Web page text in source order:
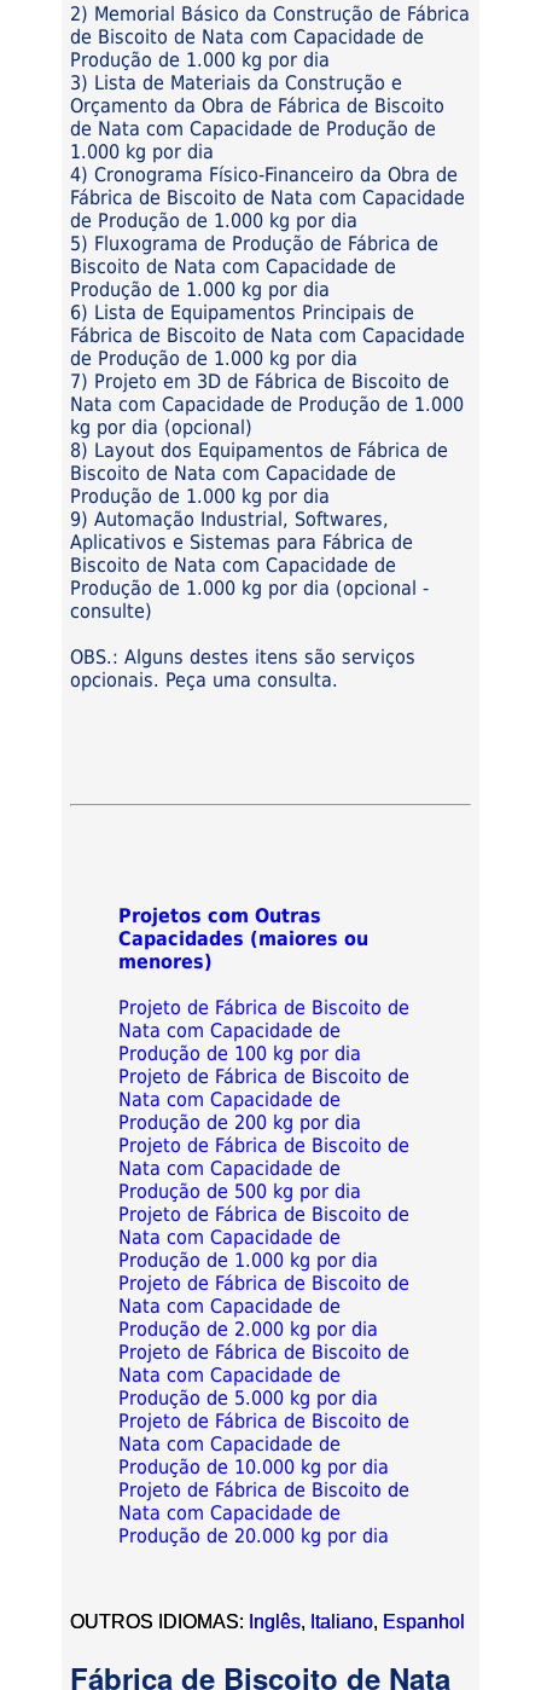
2) Memorial Básico da Construção de Fábrica
de Biscoito de Nata com Capacidade de
Produção de 1.000 kg por dia
3) Lista de Materiais da Construção e
Orçamento da Obra de Fábrica de Biscoito
de Nata com Capacidade de Produção de
1.000 kg por dia
4) Cronograma Físico-Financeiro da Obra de
Fábrica de Biscoito de Nata com Capacidade
de Produção de 1.000 kg por dia
5) Fluxograma de Produção de Fábrica de
Biscoito de Nata com Capacidade de
Produção de 1.000 kg por dia
6) Lista de Equipamentos Principais de
Fábrica de Biscoito de Nata com Capacidade
de Produção de 1.000 kg por dia
7) Projeto em 3D de Fábrica de Biscoito de
Nata com Capacidade de Produção de 1.000
kg por dia (opcional)
8) Layout dos Equipamentos de Fábrica de
Biscoito de Nata com Capacidade de
Produção de 1.000 kg por dia
9) Automação Industrial, Softwares,
Aplicativos e Sistemas para Fábrica de
Biscoito de Nata com Capacidade de
Produção de 1.000 kg por dia (opcional -
consulte)
OBS.: Alguns destes itens são serviços
opcionais. Peça uma consulta.
Projetos com Outras
Capacidades (maiores ou
menores)
Projeto de Fábrica de Biscoito de
Nata com Capacidade de
Produção de 100 kg por dia
Projeto de Fábrica de Biscoito de
Nata com Capacidade de
Produção de 200 kg por dia
Projeto de Fábrica de Biscoito de
Nata com Capacidade de
Produção de 500 kg por dia
Projeto de Fábrica de Biscoito de
Nata com Capacidade de
Produção de 1.000 kg por dia
Projeto de Fábrica de Biscoito de
Nata com Capacidade de
Produção de 2.000 kg por dia
Projeto de Fábrica de Biscoito de
Nata com Capacidade de
Produção de 5.000 kg por dia
Projeto de Fábrica de Biscoito de
Nata com Capacidade de
Produção de 10.000 kg por dia
Projeto de Fábrica de Biscoito de
Nata com Capacidade de
Produção de 20.000 kg por dia
OUTROS IDIOMAS: Inglês, Italiano, Espanhol
Fábrica de Biscoito de Nata